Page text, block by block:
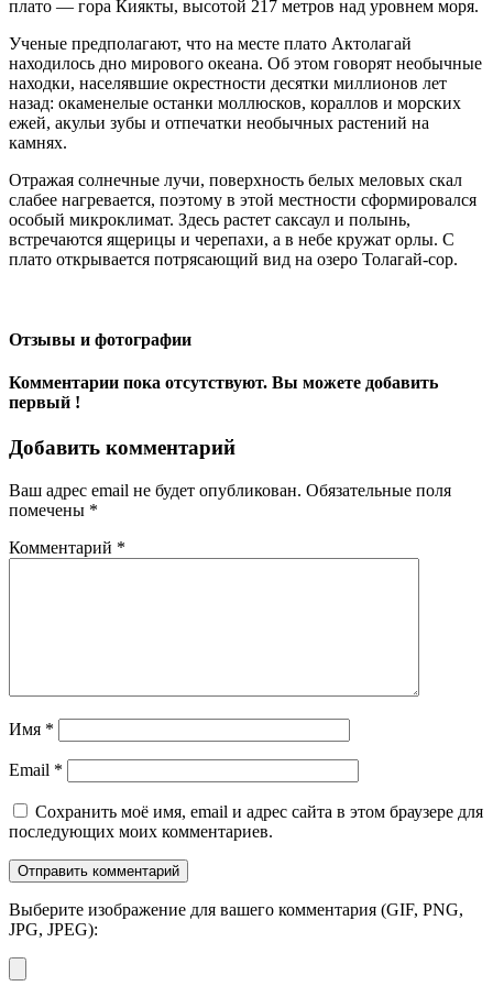
плато — гора Киякты, высотой 217 метров над уровнем моря.
Ученые предполагают, что на месте плато Актолагай
находилось дно мирового океана. Об этом говорят необычные
находки, населявшие окрестности десятки миллионов лет
назад: окаменелые останки моллюсков, кораллов и морских
ежей, акульи зубы и отпечатки необычных растений на
камнях.
Отражая солнечные лучи, поверхность белых меловых скал
слабее нагревается, поэтому в этой местности сформировался
особый микроклимат. Здесь растет саксаул и полынь,
встречаются ящерицы и черепахи, а в небе кружат орлы. С
плато открывается потрясающий вид на озеро Толагай-сор.
Отзывы и фотографии
Комментарии пока отсутствуют. Вы можете добавить
первый !
Добавить комментарий
Ваш адрес email не будет опубликован. Обязательные поля
помечены *
Комментарий *
Имя *
Email *
Сохранить моё имя, email и адрес сайта в этом браузере для
последующих моих комментариев.
Выберите изображение для вашего комментария (GIF, PNG,
JPG, JPEG):